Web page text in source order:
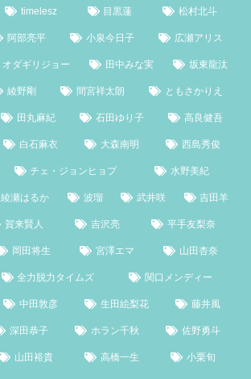
timelesz 目黒蓮 松村北斗
阿部亮平 小泉今日子 広瀬アリス
オダギリジョー 田中みな実 坂東龍汰
綾野剛 間宮祥太朗 ともさかりえ
田丸麻紀 石田ゆり子 高良健吾
白石麻衣 大森南明 西島秀俊
チェ・ジョンヒョプ 水野美紀
綾瀬はるか 波瑠 武井咲 吉田羊
賀来賢人 吉沢亮 平手友梨奈
岡田将生 宮澤エマ 山田杏奈
全力脱力タイムズ 関口メンディー
中田敦彦 生田絵梨花 藤井風
深田恭子 ホラン千秋 佐野勇斗
山田裕貴 高橋一生 小栗旬